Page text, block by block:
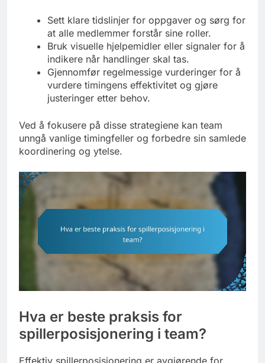
Sett klare tidslinjer for oppgaver og sørg for
at alle medlemmer forstår sine roller.
Bruk visuelle hjelpemidler eller signaler for å
indikere når handlinger skal tas.
Gjennomfør regelmessige vurderinger for å
vurdere timingens effektivitet og gjøre
justeringer etter behov.
Ved å fokusere på disse strategiene kan team
unngå vanlige timingfeller og forbedre sin samlede
koordinering og ytelse.
Hva er beste praksis for
spillerposisjonering i team?
Effektiv spillerposisjonering er avgjørende for